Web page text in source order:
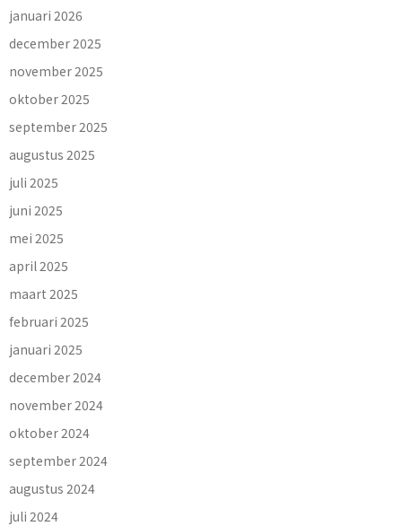
januari 2026
december 2025
november 2025
oktober 2025
september 2025
augustus 2025
juli 2025
juni 2025
mei 2025
april 2025
maart 2025
februari 2025
januari 2025
december 2024
november 2024
oktober 2024
september 2024
augustus 2024
juli 2024